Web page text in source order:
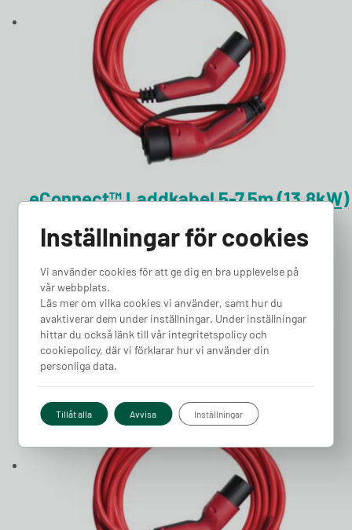
eConnect™ Laddkabel 5-7,5m (13,8kW)
Inställningar för cookies
Vi använder cookies för att ge dig en bra upplevelse på
vår webbplats.
Läs mer om vilka cookies vi använder, samt hur du
avaktiverar dem under inställningar. Under inställningar
hittar du också länk till vår integritetspolicy och
cookiepolicy, där vi förklarar hur vi använder din
personliga data.
Tillåt alla Avvisa Inställningar